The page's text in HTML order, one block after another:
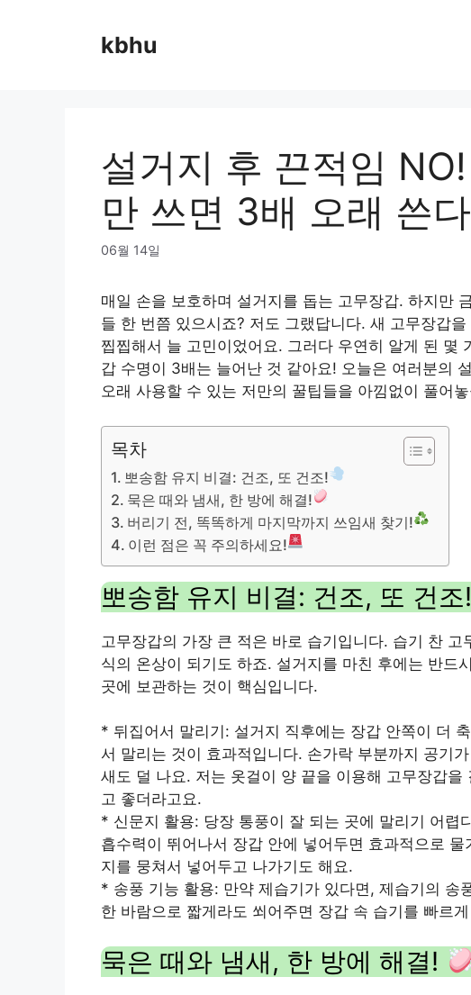
kbhu
설거지 후 끈적임
만 쓰면 3배 오래 쓴
06월 14일
매일 손을 보호하며 설거지를 돕는 고무장갑. 하지만
들 한 번쯤 있으시죠? 저도 그랬답니다. 새 고무장갑
찝찝해서 늘 고민이었어요. 그러다 우연히 알게 된 몇
갑 수명이 3배는 늘어난 것 같아요! 오늘은 여러분의
오래 사용할 수 있는 저만의 꿀팁들을 아낌없이 풀어
목차
뽀송함 유지 비결: 건조, 또 건조!
묵은 때와 냄새, 한 방에 해결!
버리기 전, 똑똑하게 마지막까지 쓰임새 찾기!
이런 점은 꼭 주의하세요!
뽀송함 유지 비결: 건조, 또 건조!
고무장갑의 가장 큰 적은 바로 습기입니다. 습기 찬
식의 온상이 되기도 하죠. 설거지를 마친 후에는 반드
곳에 보관하는 것이 핵심입니다.
* 뒤집어서 말리기: 설거지 직후에는 장갑 안쪽이 더
서 말리는 것이 효과적입니다. 손가락 부분까지 공기
새도 덜 나요. 저는 옷걸이 양 끝을 이용해 고무장갑
고 좋더라고요.
* 신문지 활용: 당장 통풍이 잘 되는 곳에 말리기 어렵
흡수력이 뛰어나서 장갑 안에 넣어두면 효과적으로
지를 뭉쳐서 넣어두고 나가기도 해요.
* 송풍 기능 활용: 만약 제습기가 있다면, 제습기의 송
한 바람으로 짧게라도 쐬어주면 장갑 속 습기를 빠르
묵은 때와 냄새, 한 방에 해결!